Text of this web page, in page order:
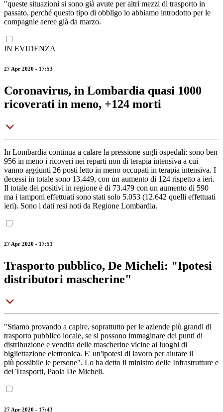
"queste situazioni si sono già avute per altri mezzi di trasporto in
passato, perché questo tipo di obbligo lo abbiamo introdotto per le
compagnie aeree già da marzo.
IN EVIDENZA
27 Apr 2020 - 17:53
Coronavirus, in Lombardia quasi 1000
ricoverati in meno, +124 morti
In Lombardia continua a calare la pressione sugli ospedali: sono ben
956 in meno i ricoveri nei reparti non di terapia intensiva a cui
vanno aggiunti 26 posti letto in meno occupati in terapia intensiva. I
decessi in totale sono 13.449, con un aumento di 124 rispetto a ieri.
Il totale dei positivi in regione è di 73.479 con un aumento di 590
ma i tamponi effettuati sono stati solo 5.053 (12.642 quelli effettuati
ieri). Sono i dati resi noti da Regione Lombardia.
27 Apr 2020 - 17:51
Trasporto pubblico, De Micheli: "Ipotesi
distributori mascherine"
"Stiamo provando a capire, soprattutto per le aziende più grandi di
trasporto pubblico locale, se si possono immaginare dei punti di
distribuzione e vendita delle mascherine vicine ai luoghi di
bigliettazione elettronica. E' un'ipotesi di lavoro per aiutare il
più possibile le persone". Lo ha detto il ministro delle Infrastrutture e
dei Trasporti, Paola De Micheli.
27 Apr 2020 - 17:43